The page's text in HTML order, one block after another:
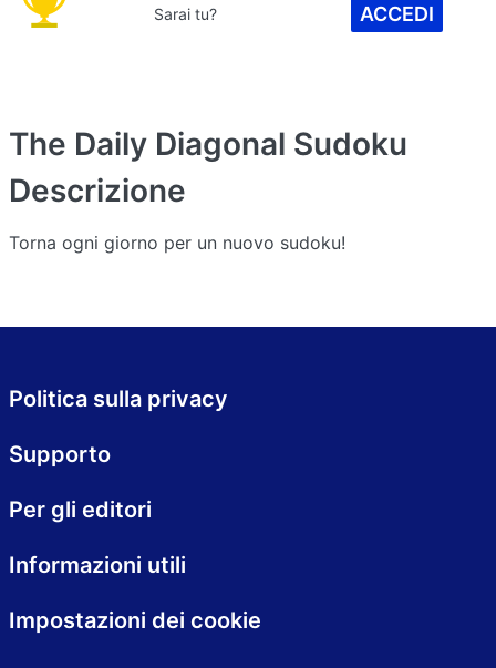
Sarai tu? ACCEDI
The Daily Diagonal Sudoku
Descrizione
Torna ogni giorno per un nuovo sudoku!
Politica sulla privacy
Supporto
Per gli editori
Informazioni utili
Impostazioni dei cookie